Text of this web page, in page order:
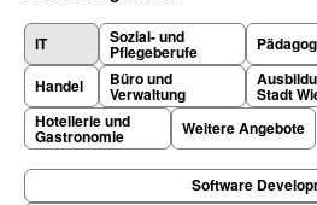
IT Sozial- und
Pflegeberufe
Handel
Büro und
Verwaltung
Stadt
Hotellerie und
Gastronomie Weitere Angebote
Unterkategorien
Software